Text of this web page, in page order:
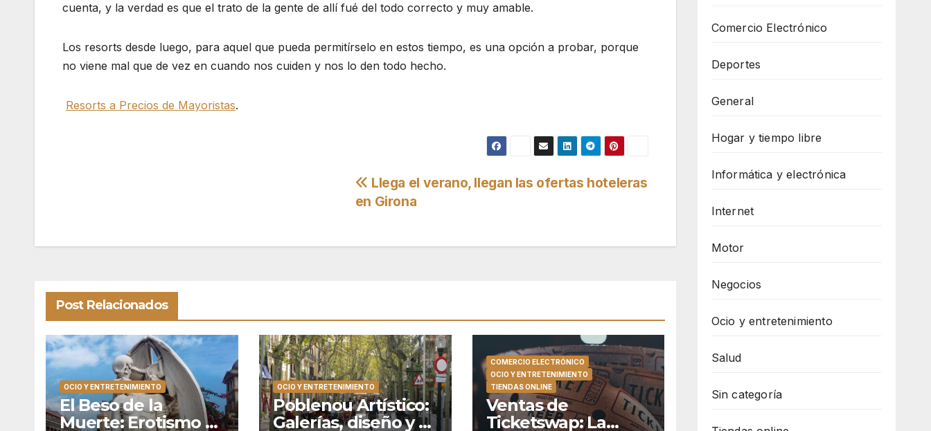
cuenta, y la verdad es que el trato de la gente de allí fué del todo correcto y muy amable.
Los resorts desde luego, para aquel que pueda permitírselo en estos tiempo, es una opción a probar, porque
no viene mal que de vez en cuando nos cuiden y nos lo den todo hecho.
Resorts a Precios de Mayoristas.
entradas
Llega el verano, llegan las ofertas hoteleras
en Girona
Post Relacionados
OCIO Y ENTRETENIMIENTO
El Beso de la
Muerte: Erotismo y
OCIO Y ENTRETENIMIENTO
Poblenou Artístico:
Galerías, diseño y el
COMERCIO ELECTRÓNICO
OCIO Y ENTRETENIMIENTO
TIENDAS ONLINE
Ventas de
Ticketswap: La
Comercio Electrónico
Deportes
General
Hogar y tiempo libre
Informática y electrónica
Internet
Motor
Negocios
Ocio y entretenimiento
Salud
Sin categoría